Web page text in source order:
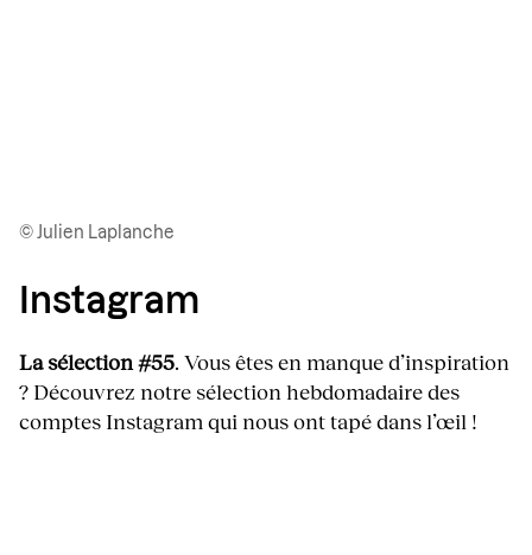
© Julien Laplanche
Instagram
La sélection #55. Vous êtes en manque d’inspiration
? Découvrez notre sélection hebdomadaire des
comptes Instagram qui nous ont tapé dans l’œil !